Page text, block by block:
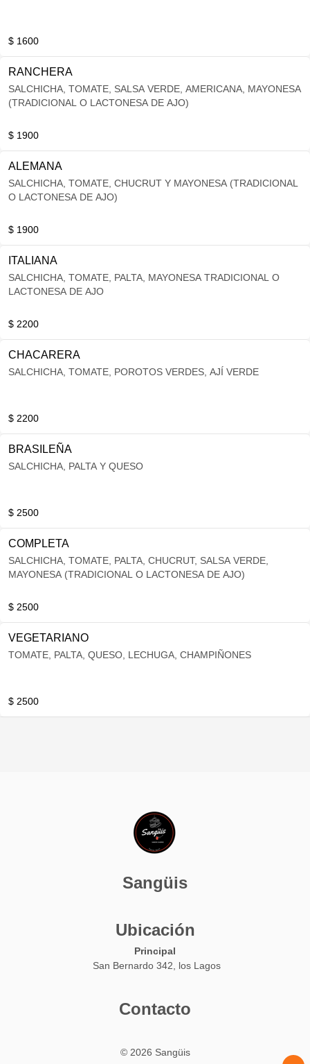
$ 1600
RANCHERA
SALCHICHA, TOMATE, SALSA VERDE, AMERICANA, MAYONESA
(TRADICIONAL O LACTONESA DE AJO)
$ 1900
ALEMANA
SALCHICHA, TOMATE, CHUCRUT Y MAYONESA (TRADICIONAL
O LACTONESA DE AJO)
$ 1900
ITALIANA
SALCHICHA, TOMATE, PALTA, MAYONESA TRADICIONAL O
LACTONESA DE AJO
$ 2200
CHACARERA
SALCHICHA, TOMATE, POROTOS VERDES, AJÍ VERDE
$ 2200
BRASILEÑA
SALCHICHA, PALTA Y QUESO
$ 2500
COMPLETA
SALCHICHA, TOMATE, PALTA, CHUCRUT, SALSA VERDE,
MAYONESA (TRADICIONAL O LACTONESA DE AJO)
$ 2500
VEGETARIANO
TOMATE, PALTA, QUESO, LECHUGA, CHAMPIÑONES
$ 2500
Sangüis
Ubicación
Principal
San Bernardo 342, los Lagos
Contacto
© 2026 Sangüis